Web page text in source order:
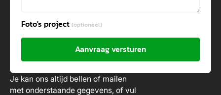
Foto's project(optioneel)
Aanvraag versturen
Je kan ons altijd bellen of mailen
met onderstaande gegevens, of vul